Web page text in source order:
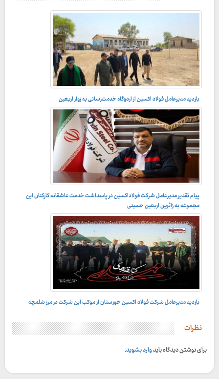
بازدید مدیرعامل فولاد اکسین از اردوگاه خدمت‌رسانی به زوار اربعین
پیام تقدیر مدیرعامل شرکت فولاداکسین در پاسداشت خدمت عاشقانه کارکنان این
مجموعه به زائرین اربعین حسینی
بازدید مدیرعامل شرکت فولاد اکسین خوزستان از موکب این شرکت در مرز شلمچه
نظرات
برای نوشتن دیدگاه بایدوارد بشوید.